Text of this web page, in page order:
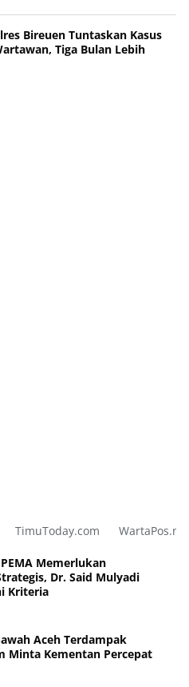
Bireuen Tuntaskan Kasus
Tiga Bulan Lebih
TimuToday.com WartaPos.net
Memerlukan
Dr. Said Mulyadi
Kriteria
Aceh Terdampak
Minta Kementan Percepat